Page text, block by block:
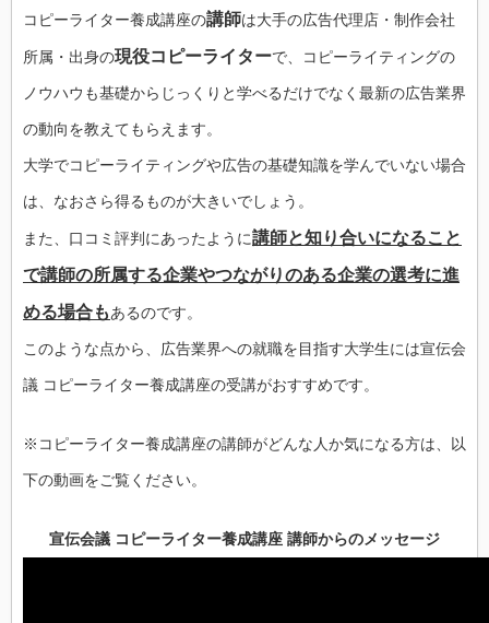
コピーライター養成講座の講師は大手の広告代理店・制作会社
所属・出身の現役コピーライターで、コピーライティングの
ノウハウも基礎からじっくりと学べるだけでなく最新の広告業界
の動向を教えてもらえます。
大学でコピーライティングや広告の基礎知識を学んでいない場合
は、なおさら得るものが大きいでしょう。
また、口コミ評判にあったように講師と知り合いになること
で講師の所属する企業やつながりのある企業の選考に進
める場合もあるのです。
このような点から、広告業界への就職を目指す大学生には宣伝会
議 コピーライター養成講座の受講がおすすめです。
※コピーライター養成講座の講師がどんな人か気になる方は、以
下の動画をご覧ください。
宣伝会議 コピーライター養成講座 講師からのメッセージ